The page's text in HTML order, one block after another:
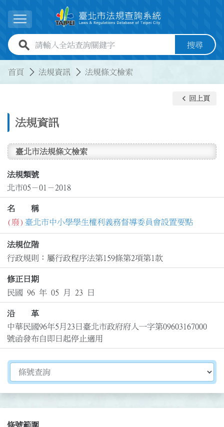
展開選單
全站查詢關鍵字欄位 搜尋
首頁 法規資訊 法規條文檢索
法規資訊
keyboard_arrow_left 回上頁
臺北市法規條文檢索
法規類號
北市05－01－2018
名 稱
(廢) 臺北市中小學學生權利義務督導委員會設置要點
法規位階
行政規則：屬行政程序法第159條第2項第1款
修正日期
民國 96 年 05 月 23 日
沿 革
中華民國96年5月23日臺北市政府府人一字第09603167000
號函發布自即日起停止適用
切換選擇法規資訊內容
條號範圍